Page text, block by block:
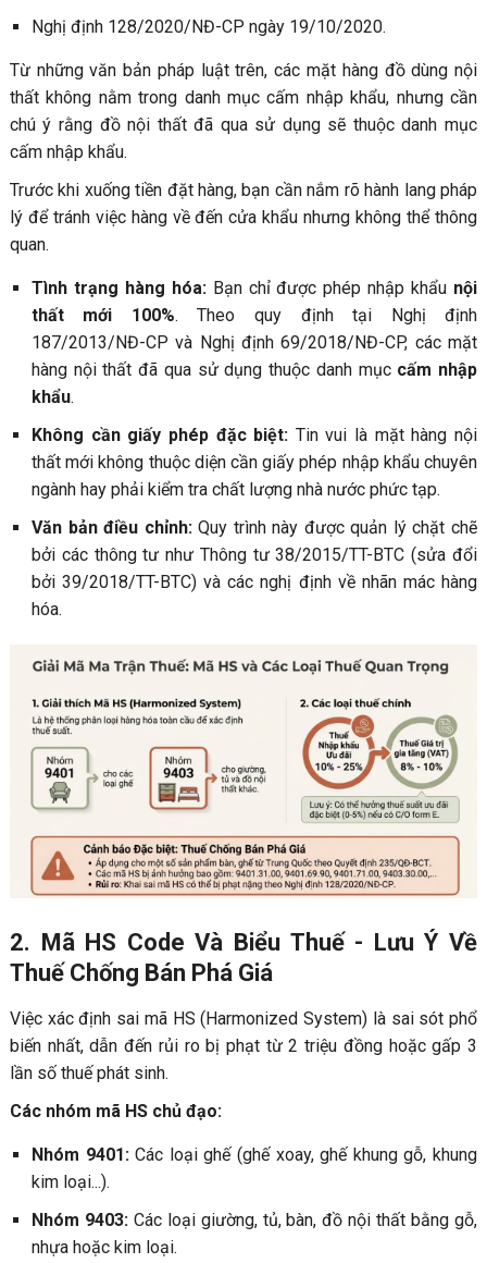
Nghị định 128/2020/NĐ-CP ngày 19/10/2020.
Từ những văn bản pháp luật trên, các mặt hàng đồ dùng nội
thất không nằm trong danh mục cấm nhập khẩu, nhưng cần
chú ý rằng đồ nội thất đã qua sử dụng sẽ thuộc danh mục
cấm nhập khẩu.
Trước khi xuống tiền đặt hàng, bạn cần nắm rõ hành lang pháp
lý để tránh việc hàng về đến cửa khẩu nhưng không thể thông
quan.
Tình trạng hàng hóa:Bạn chỉ được phép nhập khẩu nội
thất mới 100%. Theo quy định tại Nghị định
187/2013/NĐ-CP và Nghị định 69/2018/NĐ-CP, các mặt
hàng nội thất đã qua sử dụng thuộc danh mục cấm nhập
khẩu.
Không cần giấy phép đặc biệt: Tin vui là mặt hàng nội
thất mới không thuộc diện cần giấy phép nhập khẩu chuyên
ngành hay phải kiểm tra chất lượng nhà nước phức tạp.
Văn bản điều chỉnh:Quy trình này được quản lý chặt chẽ
bởi các thông tư như Thông tư 38/2015/TT-BTC (sửa đổi
bởi 39/2018/TT-BTC) và các nghị định về nhãn mác hàng
hóa.
2. Mã HS Code Và Biểu Thuế - Lưu Ý Về
Thuế Chống Bán Phá Giá
Việc xác định sai mã HS (Harmonized System) là sai sót phổ
biến nhất, dẫn đến rủi ro bị phạt từ 2 triệu đồng hoặc gấp 3
lần số thuế phát sinh.
Các nhóm mã HS chủ đạo:
Nhóm 9401:Các loại ghế (ghế xoay, ghế khung gỗ, khung
kim loại...).
Nhóm 9403:Các loại giường, tủ, bàn, đồ nội thất bằng gỗ,
nhựa hoặc kim loại.